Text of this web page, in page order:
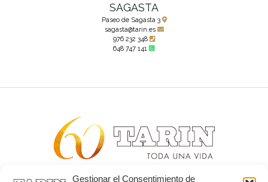
Gestionar el Consentimiento de
SAGASTA
Paseo de Sagasta 3
sagasta@tarin.es
976 232 348
648 747 141